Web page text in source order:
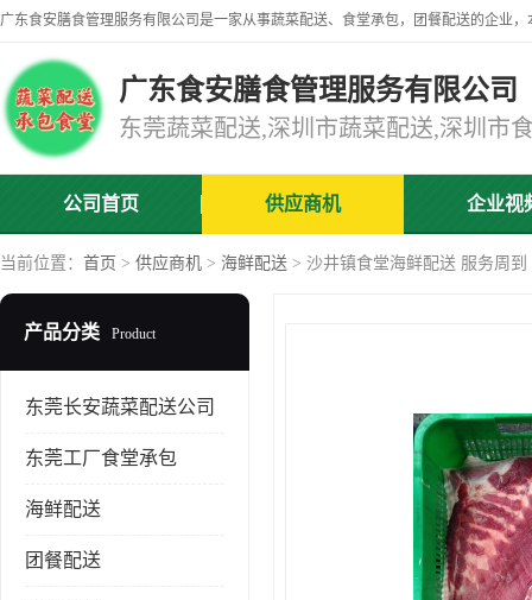
广东食安膳食管理服务有限公司
公司首页 供应商机 企业视
当前位置： 首页 > 供应商机 > 海鲜配送 > 沙井镇食堂海鲜配送 服务周到
产品分类 Product
东莞长安蔬菜配送公司
东莞工厂食堂承包
海鲜配送
团餐配送